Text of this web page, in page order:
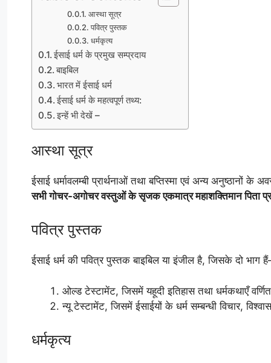
आस्था सूत्र
पवित्र पुस्तक
धर्मकृत्य
ईसाई धर्म के प्रमुख सम्प्रदाय
बाइबिल
भारत में ईसाई धर्म
ईसाई धर्म के महत्‍वपूर्ण तथ्‍य:
इन्हें भी देखें –
आस्था सूत्र
ईसाई धर्मावलम्बी प्रार्थनाओं तथा बप्तिस्मा एवं अन्य अनुष्ठानों
सभी गोचर-अगोचर वस्तुओं के सृजक एकमात्र महाशक्तिमान पिता
पवित्र पुस्तक
ईसाई धर्म की पवित्र पुस्तक बाइबिल या इंजील है, जिसके दो भाग
ओल्ड टेस्टामेंट, जिसमें यहूदी इतिहास तथा धर्मकथाएँ
न्यू टेस्टामेंट, जिसमें ईसाईयों के धर्म सम्बन्धी विचार,
धर्मकृत्य